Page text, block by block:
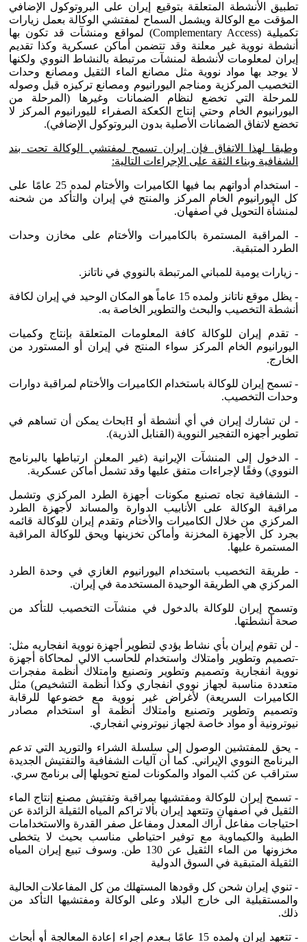
تطبيق الأنشطة المتعلقة بتوقيع إيران على البروتوكول الإضافي
المؤقت مع الوكالة ويشمل السماح لمفتشي الوكالة بعمل زيارات
تكميلية (Complementary Access) لمواقع ومنشآت قد تكون بها
أنشطة نووية غير معلنة وقد تتضمن أماكن عسكرية وكذا تقديم
إيران لمعلومات لأنشطة لمنشآت مرتبطة بالنشاط النووي ولكنها
لا يوجد بها مواد نووية مثل مصانع الماء الثقيل ومصانع وحدات
التخصيب المركزية ومناجم اليورانيوم ومصانع تركيزه قبل وصوله
للمرحلة التي تخضع لنظام الضمانات وغيرها (المرحلة من
اليورانيوم الخام وحتي إنتاج الكعكة الصفراء لليورانيوم المركز لا
تخضع لاتفاق الضمانات الأصلية بدون البروتوكول الإضافي).
وطبقا لهذا الاتفاق فإن إيران تسمح لمفتشي الوكالة تحت بند
الشفافية وبناء الثقة على الإجراءات التالية:
- استخدام أدواتهم بما فيها الكاميرات والأختام لمده 25 عامًا على
كل اليورانيوم الخام المركز والمنتج في إيران والتأكد من شحنه
لمنشأة التحويل في أصفهان.
- المراقبة المستمرة بالكاميرات والأختام على مخازن وحدات
الطرد المتبقية.
- زيارات يومية للمباني المرتبطة بالنووي في ناتانز.
- يظل موقع ناتانز ولمده 15 عاماً هو المكان الوحيد في إيران لكافة
أنشطة التخصيب والبحث والتطوير الخاصة به.
- تقدم إيران للوكالة كافة المعلومات المتعلقة بإنتاج وكميات
اليورانيوم الخام المركز سواء المنتج في إيران أو المستورد من
الخارج.
- تسمح إيران للوكالة باستخدام الكاميرات والأختام لمراقبة دوارات
وحدات التخصيب.
- لن تشارك إيران في أي أنشطة أو Hبحاث يمكن أن تساهم في
تطوير أجهزه التفجير النووية (القنابل الذرية).
- الدخول إلى المنشآت الإيرانية (غير المعلن ارتباطها بالبرنامج
النووي) وفقًا لإجراءات متفق عليها وقد تشمل أماكن عسكرية.
- الشفافية تجاه تصنيع مكونات أجهزة الطرد المركزي وتشمل
مراقبة الوكالة على الأنابيب الدوارة والمساند لأجهزة الطرد
المركزي من خلال الكاميرات والأختام وتقدم إيران للوكالة قائمه
بجرد كل الأجهزة المخزنة وأماكن تخزينها ويحق للوكالة المراقبة
المستمرة عليها.
- طريقة التخصيب باستخدام اليورانيوم الغازي في وحدة الطرد
المركزي هي الطريقة الوحيدة المستخدمة في إيران.
وتسمح إيران للوكالة بالدخول في منشآت التخصيب للتأكد من
صحة أنشطتها.
- لن تقوم إيران بأي نشاط يؤدي لتطوير أجهزة نووية انفجاريه مثل:
-تصميم وتطوير وامتلاك واستخدام للحاسب الالي لمحاكاة أجهزة
نووية انفجارية وتصميم وتطوير وتصنيع وامتلاك أنظمة مفجرات
متعددة مناسبة لجهاز نووي انفجاري وكذا أنظمة التشخيص) مثل
الكاميرات السريعة) لأغراض غير نووية مع خضوعها للرقابة
وتصميم وتطوير وتصنيع وامتلاك أنظمة أو استخدام مصادر
نيوترونية أو مواد خاصة لجهاز نيوتروني انفجاري.
- يحق للمفتشين الوصول إلى سلسلة الشراء والتوريد التي تدعم
البرنامج النووي الإيراني. كما أن آليات الشفافية والتفتيش الجديدة
ستراقب عن كثب المواد والمكونات لمنع تحويلها إلى برنامج سري.
- تسمح إيران للوكالة ومفتشيها بمراقبة وتفتيش مصنع إنتاج الماء
الثقيل في أصفهان وتتعهد إيران بألا تراكم المياه الثقيلة الزائدة عن
احتياجات مفاعل آراك المعدل ومفاعل صفر القدرة والاستخدامات
الطبية والكيماوية مع توفير احتياطي مناسب بحيث لا يتخطى
مخزونها من الماء الثقيل عن 130 طن. وسوف تبيع إيران المياه
الثقيلة المتبقية في السوق الدولية
- تنوي إيران شحن كل وقودها المستهلك من كل المفاعلات الحالية
والمستقبلية الى خارج البلاد وعلى الوكالة ومفتشيها التأكد من
ذلك.
- تتعهد إيران ولمده 15 عامًا بـعدم إجراء إعادة المعالجة أو أبحاث